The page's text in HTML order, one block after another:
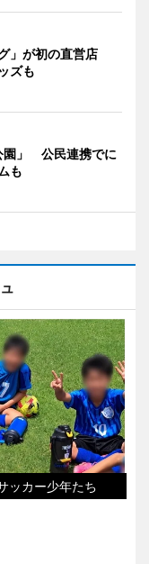
」が初の直営店
ズも
園」 公民連携でに
も
ッカー少年たち